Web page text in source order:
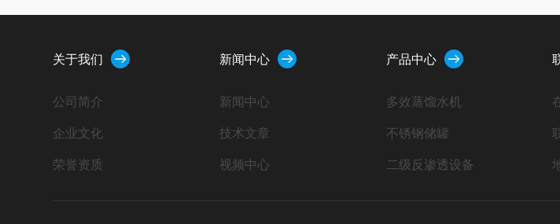
关于我们
公司简介
企业文化
荣誉资质
新闻中心
新闻中心
技术文章
视频中心
产品中心
多效蒸馏水机
不锈钢储罐
二级反渗透设备